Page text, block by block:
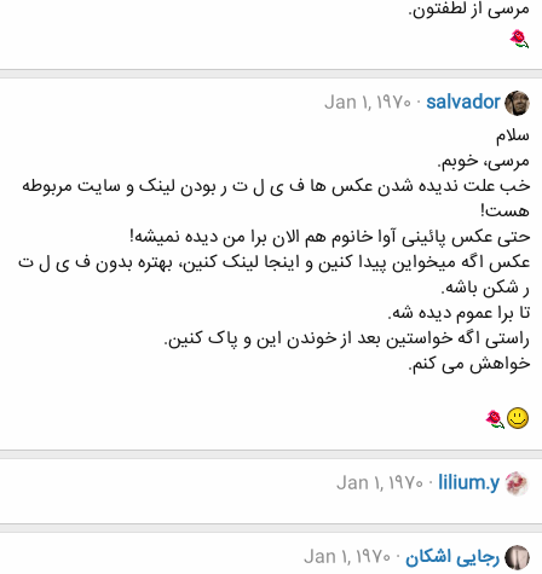
مرسی از لطفتون.
salvador
Jan 1, 1970
سلام
مرسی، خوبم.
خب علت ندیده شدن عکس ها ف ی ل ت ر بودن لینک و سایت مربوطه
هست!
حتی عکس پائینی آوا خانوم هم الان برا من دیده نمیشه!
عکس اگه میخواین پیدا کنین و اینجا لینک کنین، بهتره بدون ف ی ل ت
ر شکن باشه.
تا برا عموم دیده شه.
راستی اگه خواستین بعد از خوندن این و پاک کنین.
خواهش می کنم.
lilium.y
Jan 1, 1970
رجایی اشکان Jan 1, 1970